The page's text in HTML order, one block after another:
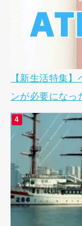
【新生活特集
ンが必要になっ